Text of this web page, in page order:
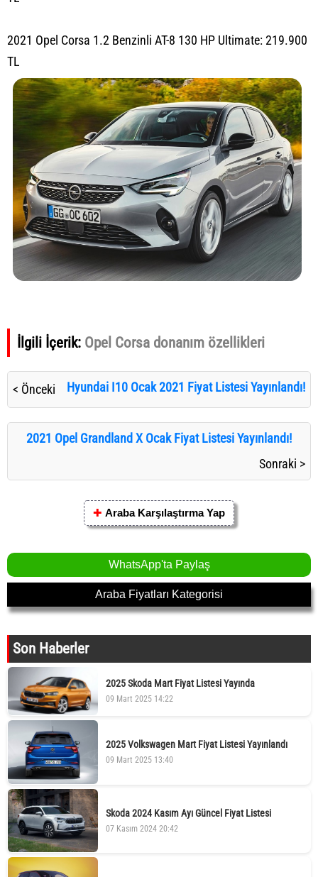
2021 Opel Corsa 1.2 Benzinli AT-8 130 HP Ultimate: 219.900
TL
İlgili İçerik: Opel Corsa donanım özellikleri
< Önceki Hyundai I10 Ocak 2021 Fiyat Listesi Yayınlandı!
2021 Opel Grandland X Ocak Fiyat Listesi Yayınlandı!
Sonraki >
✚ Araba Karşılaştırma Yap
WhatsApp'ta Paylaş
Araba Fiyatları Kategorisi
Son Haberler
2025 Skoda Mart Fiyat Listesi Yayında
09 Mart 2025 14:22
2025 Volkswagen Mart Fiyat Listesi Yayınlandı
09 Mart 2025 13:40
Skoda 2024 Kasım Ayı Güncel Fiyat Listesi
07 Kasım 2024 20:42